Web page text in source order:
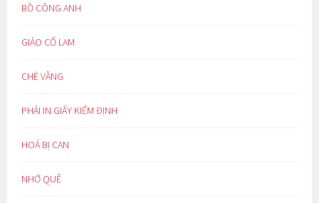
BỒ CÔNG ANH
GIẢO CỔ LAM
CHÈ VẰNG
PHẢI IN GIẤY KIỂM ĐỊNH
HOÁ BỊ CAN
NHỚ QUÊ